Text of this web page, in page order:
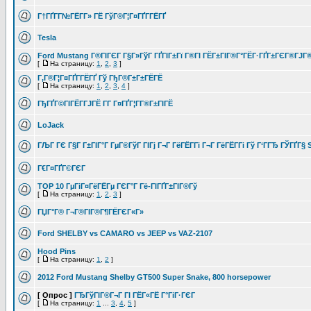
Г†ГҐГ­Г№ГЁГ­Г» ГЁ ГўГ®Г¦Г¤ГҐГ­ГЁГҐ
Tesla
Ford Mustang Г®ГІГЄГ Г§Г»ГўГ ГҐГІГ±Гї Г®ГІ
[ На страницу: 1 2 3 ]
Г‚Г®Г¦Г¤ГҐГ­ГЁГҐ Гў ГђГ®Г±Г±ГЁГЁ
[ На страницу: 1 2 3 4 ]
ГђГҐГ©ГІГЁГ­ГЈГЁ Г­Г Г¤ГҐГ¦Г­Г®Г±ГІГЁ
LoJack
ГЉГ ГЄ Г§Г Г±ГІГ°Г ГµГ®ГўГ ГІГј Г¬Г ГёГЁГ­Гі Г¬Г ГёГЁГ­Гі Гў Г‘ГГЂ ГЎГҐГ§
Г€Г¤ГҐГ©ГЄГ
TOP 10 ГµГіГ¤ГёГЁГµ ГЄГ°Г Гё-ГІГҐГ±ГІГ®Гў
[ На страницу: 1 2 3 ]
ГЏГ°Г® Г¬Г®ГІГ®Г¶ГЁГЄГ«Г»
Ford SHELBY vs CAMARO vs JEEP vs VAZ-2107
Hood Pins
[ На страницу: 1 2 ]
2012 Ford Mustang Shelby GT500 Super Snake, 800 horsepower
[ Опрос ] ГЂГўГІГ®Г¬Г ГІ ГЁГ«ГЁ Г°ГіГ·ГЄГ
[ На страницу: 1 3 4 5 ]